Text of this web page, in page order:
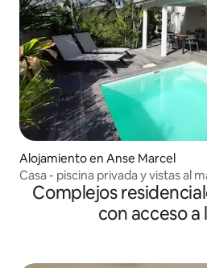
Alojamiento en Anse Marcel
Casa - piscina privada y vistas al
Complejos
con acceso a